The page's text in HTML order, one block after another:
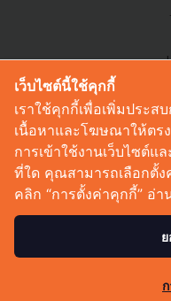
© Copyright 2026 :
เว็บไซต์นี้ใช้คุกกี้
เราใช้คุกกี้เพื่อเพิ่มประส
เนื้อหาและโฆษณาให้ตร
การเข้าใช้งานเว็บไซต์แ
ที่ใด คุณสามารถเลือกตั้
คลิก “การตั้งค่าคุกกี้” อ่า